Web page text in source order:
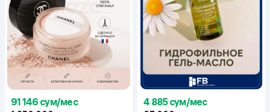
91 146 сум/мес 4 885 сум/мес